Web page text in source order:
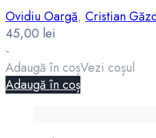
Ovidiu Oargă, Cristian
45,00 lei
-
Adaugă în coșVezi coșul
Adaugă în coș